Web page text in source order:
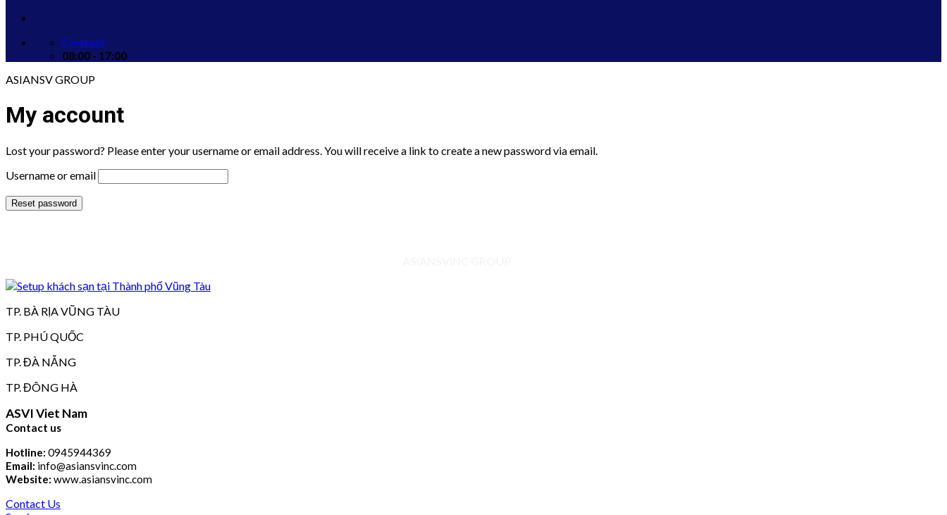
Contact
08:00 - 17:00
ASIANSV GROUP
My account
Lost your password? Please enter your username or email address. You will receive a link to create a new password via email.
Username or email
Reset password
TP. BÀ RỊA VŨNG TÀU
TP. PHÚ QUỐC
TP. ĐÀ NẴNG
TP. ĐÔNG HÀ
ASVI Viet Nam
Contact us
Hotline: 0945944369
Email: info@asiansvinc.com
Website: www.asiansvinc.com
Contact Us